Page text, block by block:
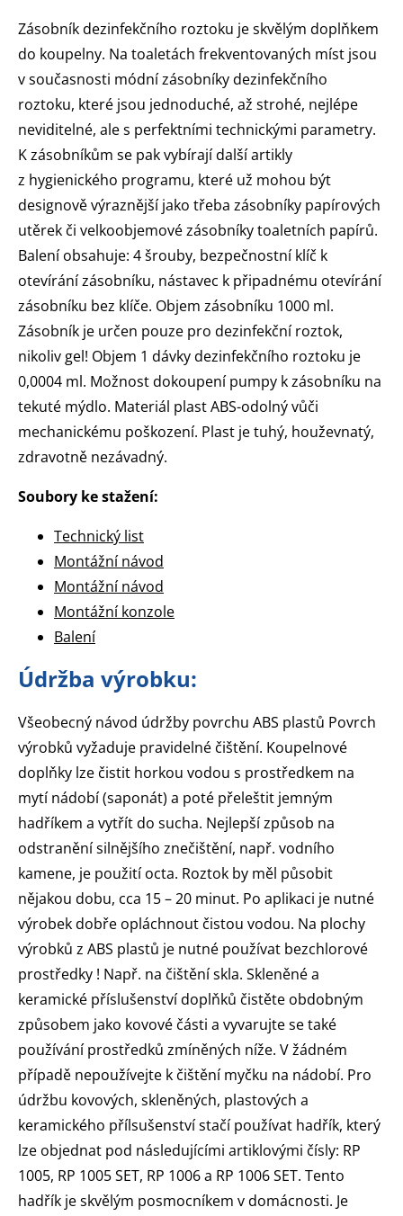
Zásobník dezinfekčního roztoku je skvělým doplňkem
do koupelny. Na toaletách frekventovaných míst jsou
v současnosti módní zásobníky dezinfekčního
roztoku, které jsou jednoduché, až strohé, nejlépe
neviditelné, ale s perfektními technickými parametry.
K zásobníkům se pak vybírají další artikly
z hygienického programu, které už mohou být
designově výraznější jako třeba zásobníky papírových
utěrek či velkoobjemové zásobníky toaletních papírů.
Balení obsahuje: 4 šrouby, bezpečnostní klíč k
otevírání zásobníku, nástavec k připadnému otevírání
zásobníku bez klíče. Objem zásobníku 1000 ml.
Zásobník je určen pouze pro dezinfekční roztok,
nikoliv gel! Objem 1 dávky dezinfekčního roztoku je
0,0004 ml. Možnost dokoupení pumpy k zásobníku na
tekuté mýdlo. Materiál plast ABS-odolný vůči
mechanickému poškození. Plast je tuhý, houževnatý,
zdravotně nezávadný.
Soubory ke stažení:
Technický list
Montážní návod
Montážní návod
Montážní konzole
Balení
Údržba výrobku:
Všeobecný návod údržby povrchu ABS plastů Povrch
výrobků vyžaduje pravidelné čištění. Koupelnové
doplňky lze čistit horkou vodou s prostředkem na
mytí nádobí (saponát) a poté přeleštit jemným
hadříkem a vytřít do sucha. Nejlepší způsob na
odstranění silnějšího znečištění, např. vodního
kamene, je použití octa. Roztok by měl působit
nějakou dobu, cca 15 – 20 minut. Po aplikaci je nutné
výrobek dobře opláchnout čistou vodou. Na plochy
výrobků z ABS plastů je nutné používat bezchlorové
prostředky ! Např. na čištění skla. Skleněné a
keramické příslušenství doplňků čistěte obdobným
způsobem jako kovové části a vyvarujte se také
používání prostředků zmíněných níže. V žádném
případě nepoužívejte k čištění myčku na nádobí. Pro
údržbu kovových, skleněných, plastových a
keramického přílsušenství stačí používat hadřík, který
lze objednat pod následujícími artiklovými čísly: RP
1005, RP 1005 SET, RP 1006 a RP 1006 SET. Tento
hadřík je skvělým posmocníkem v domácnosti. Je